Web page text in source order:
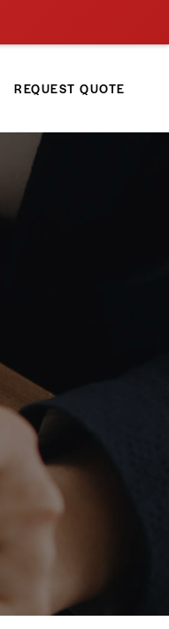
REQUEST QUOTE